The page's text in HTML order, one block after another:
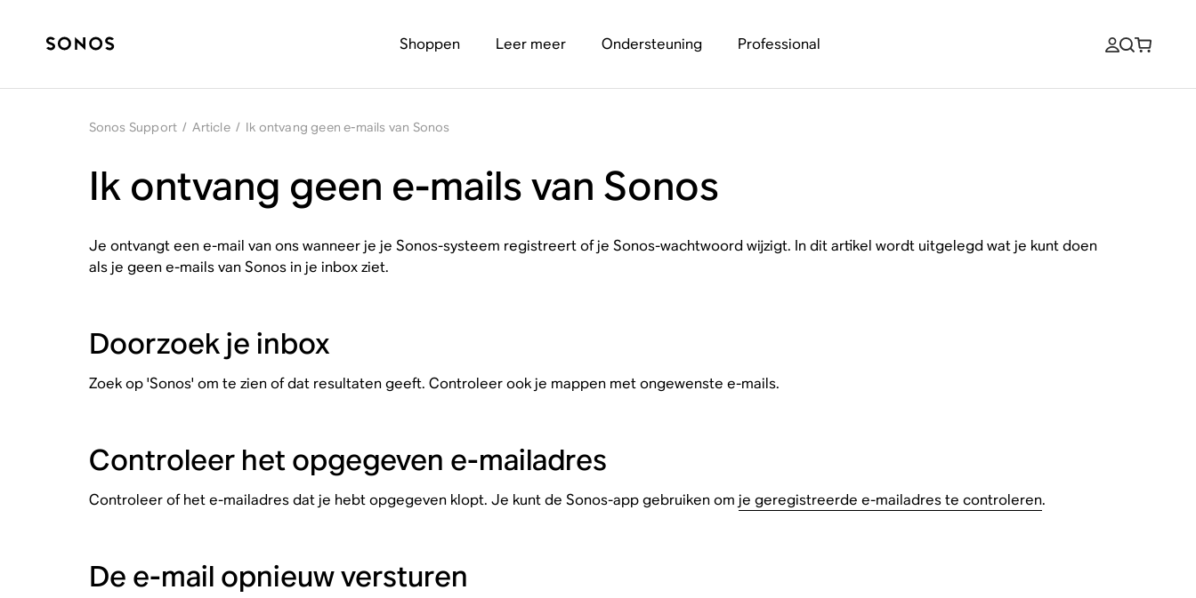
Shoppen Leer meer Ondersteuning Professional
Sonos Support / Article / Ik ontvang geen e-mails van Sonos
Ik ontvang geen e-mails van Sonos
Je ontvangt een e-mail van ons wanneer je je Sonos-systeem registreert of je Sonos-wachtwoord wijzigt. In dit artikel wordt uitgelegd wat je kunt doen
als je geen e-mails van Sonos in je inbox ziet.
Doorzoek je inbox
Zoek op 'Sonos' om te zien of dat resultaten geeft. Controleer ook je mappen met ongewenste e-mails.
Controleer het opgegeven e-mailadres
Controleer of het e-mailadres dat je hebt opgegeven klopt. Je kunt de Sonos-app gebruiken om je geregistreerde e-mailadres te controleren.
De e-mail opnieuw versturen